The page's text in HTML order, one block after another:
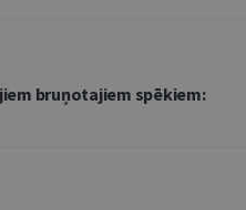
bruņotajiem spēkiem: